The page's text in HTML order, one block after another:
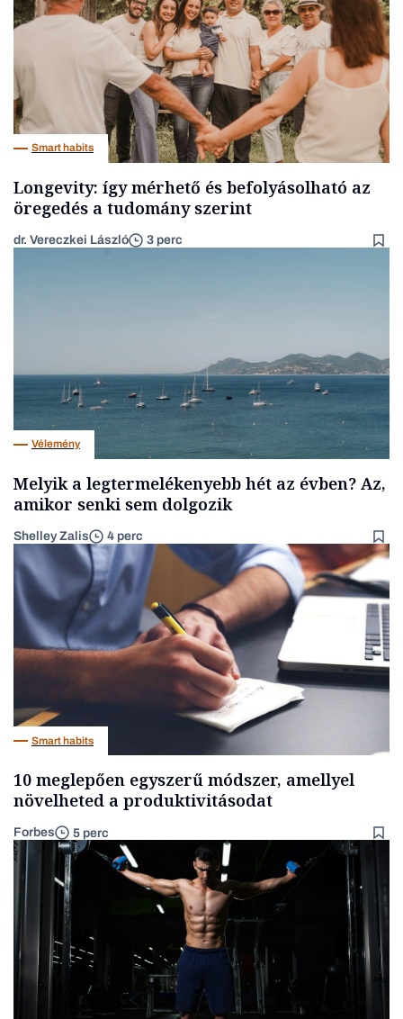
Smart habits
Longevity: így mérhető és befolyásolható az
öregedés a tudomány szerint
dr. Vereczkei László 3 perc
Vélemény
Melyik a legtermelékenyebb hét az évben? Az,
amikor senki sem dolgozik
Shelley Zalis 4 perc
Smart habits
10 meglepően egyszerű módszer, amellyel
növelheted a produktivitásodat
Forbes 5 perc